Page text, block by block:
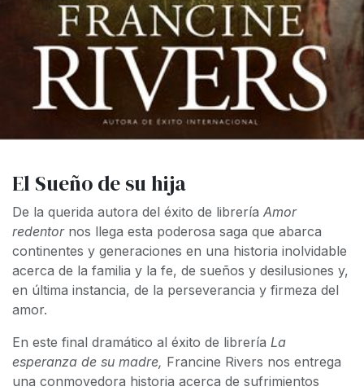
El Sueño de su hija
De la querida autora del éxito de librería Amor
redentornos llega esta poderosa saga que abarca
continentes y generaciones en una historia inolvidable
acerca de la familia y la fe, de sueños y desilusiones y,
en última instancia, de la perseverancia y firmeza del
amor.
En este final dramático al éxito de librería La
esperanza de su madre, Francine Rivers nos entrega
una conmovedora historia acerca de sufrimientos